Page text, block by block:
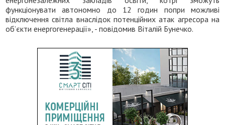
функціонувати автономно до 12 годин попри можливі
відключення світла внаслідок потенційних атак агресора на
обʼєкти енергогенерації», - повідомив Віталій Бунечко.